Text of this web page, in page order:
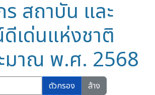
สถาบัน และ
เด่นแห่งชาติ
มาณ พ.ศ. 2568
ตัวกรอง
ล้าง